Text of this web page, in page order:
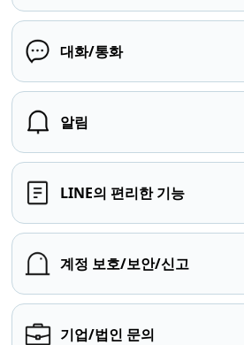
대화/통화
알림
LINE의 편리한 기능
계정 보호/보안/신고
기업/법인 문의